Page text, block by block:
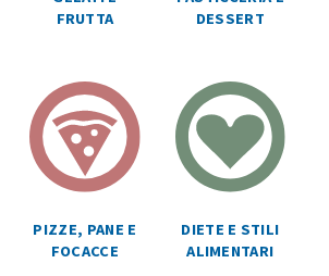
FRUTTA
DESSERT
PIZZE, PANE E
FOCACCE
DIETE E STILI
ALIMENTARI